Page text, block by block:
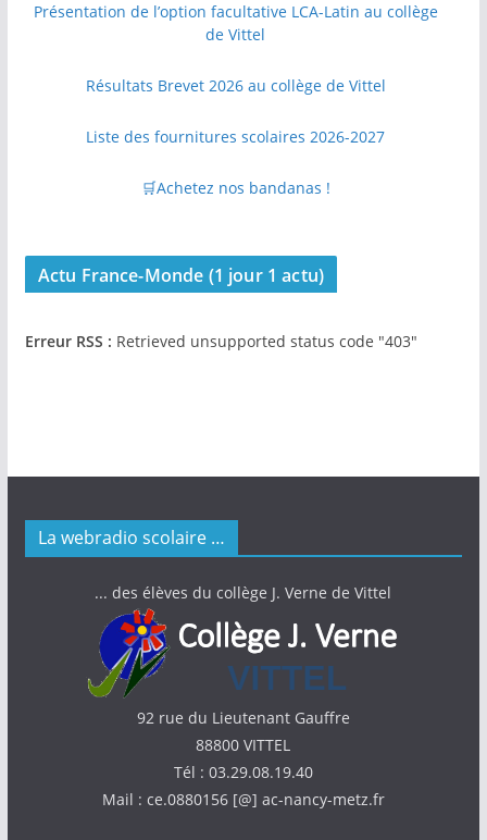
Présentation de l’option facultative LCA-Latin au collège
de Vittel
Résultats Brevet 2026 au collège de Vittel
Liste des fournitures scolaires 2026-2027
🛒Achetez nos bandanas !
Actu France-Monde (1 jour 1 actu)
Erreur RSS : Retrieved unsupported status code "403"
La webradio scolaire …
... des élèves du collège J. Verne de Vittel
92 rue du Lieutenant Gauffre
88800 VITTEL
Tél : 03.29.08.19.40
Mail : ce.0880156 [@] ac-nancy-metz.fr